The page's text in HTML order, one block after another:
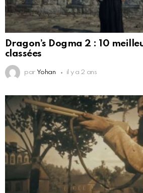
Dragon’s Dogma 2 : 10
classées
par Yohan il y a 2 ans